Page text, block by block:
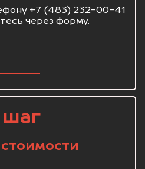
+7 (483) 232-00-41
через форму.
шаг
стоимости